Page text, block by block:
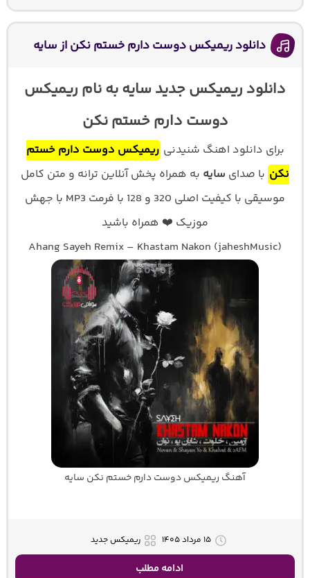
دانلود ریمیکس دوست دارم خستم نکن از سایه
دانلود ریمیکس جدید سایه به نام ریمیکس
دوست دارم خستم نکن
برای دانلود اهنگ شنیدنی ریمیکس دوست دارم خستم
نکن با صدای سایه به همراه پخش آنلاین ترانه و متن کامل
موسیقی با کیفیت اصلی 320 و 128 با فرمت MP3 با جهش
موزیک ❤️ همراه باشید
Ahang Sayeh Remix – Khastam Nakon (jaheshMusic)
آهنگ ریمیکس دوست دارم خستم نکن سایه
۱۵ مرداد ۱۴۰۵ ریمیکس جدید
ادامه مطلب